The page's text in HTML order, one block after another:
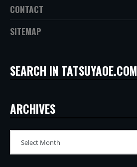
CONTACT
SITEMAP
SEARCH IN TATSUYAOE.COM
ARCHIVES